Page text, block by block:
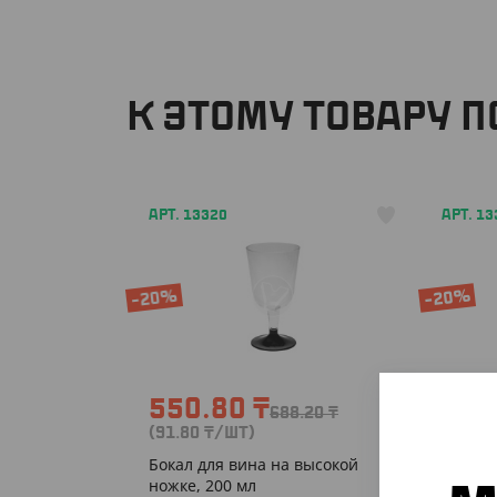
К ЭТОМУ ТОВАРУ
АРТ. 13320
-20%
550.80 ₸688.20₸
(91.80 ₸/ШТ)
Бокал для вина на высокой
ножке, 200 мл
АРТ.
-20%